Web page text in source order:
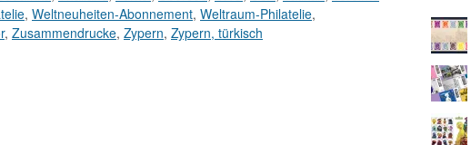
, Weltneuheiten-Abonnement, Weltraum-Philatelie,
, Zusammendrucke, Zypern, Zypern, türkisch